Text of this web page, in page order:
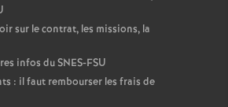
sur le contrat, les missions, la
infos du SNES-FSU
: il faut rembourser les frais de